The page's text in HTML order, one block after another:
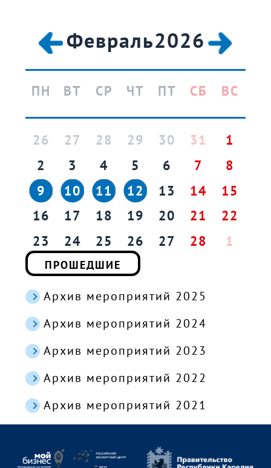
Февраль2026
ПН ВТ СР ЧТ ПТ СБ ВС
26 27 28 29 30 31
1
2
3 4 5 6 7
8
9
10 11 12 13 14
15
16
17 18 19 20 21
22
23
24 25 26 27 28 1
ПРОШЕДШИЕ
Архив мероприятий 2025
Архив мероприятий 2024
Архив мероприятий 2023
Архив мероприятий 2022
Архив мероприятий 2021